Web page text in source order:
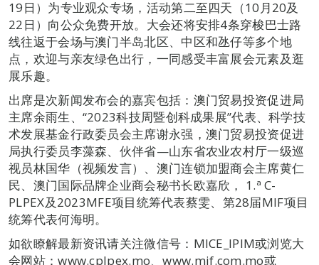
19日）为专业观众专场，活动第二至四天（10月20及
22日）向公众免费开放。大会还将安排4条穿梭巴士路
线往返于会场与澳门半岛北区、中区和氹仔等多个地
点，欢迎与亲友绿色出行，一同感受丰富展会元素及逛
展乐趣。
出席是次新闻发布会的嘉宾包括：澳门贸易投资促进局
主席余雨生、“2023科技周暨创科成果展”代表、科学技
术发展基金行政委员会主席谢永强，澳门贸易投资促进
局执行委员李藻森、伙伴省—山东省农业农村厅一级巡
视员林国华（视频发言）、澳门连锁加盟商会主席黄仁
民、澳门国际品牌企业商会秘书长欧嘉欣， 1.ª C-
PLPEX及2023MFE项目统筹代表蔡雯、第28届MIF项目
统筹代表何海明。
如欲瞭解最新资讯请关注微信号：MICE_IPIM或浏览大
会网站：www.cplpex.mo、www.mif.com.mo或